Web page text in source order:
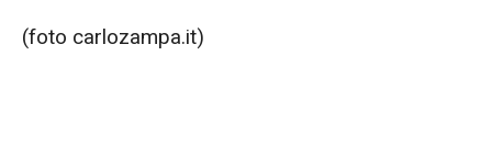
(foto carlozampa.it)